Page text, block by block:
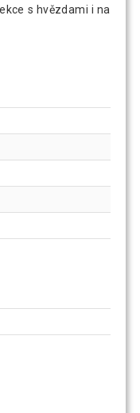
s hvězdami i na